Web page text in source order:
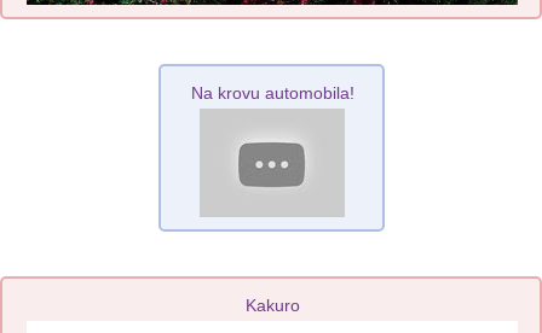
Na krovu automobila!
Kakuro